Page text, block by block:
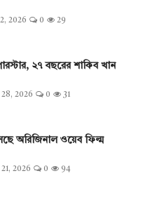
2026 0 29
২৭ বছরের শাকিব খান
28, 2026 0 31
অরিজিনাল ওয়েব ফিল্ম
2026 0 94